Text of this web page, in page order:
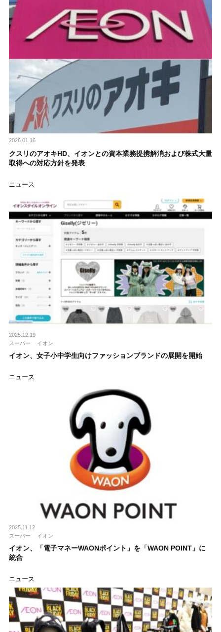
2026.01.16
クスリのアオキHD、イオンとの資本業務提携解消および株式大量
取得への対応方針を発表
ニュース
2025.12.19
スーパー
イオン
イオン、女子小中学生向けファッションブランドの展開を開始
ニュース
2025.11.12
スーパー
イオン
イオン、「電子マネーWAONポイント」を「WAON POINT」に
統合
ニュース